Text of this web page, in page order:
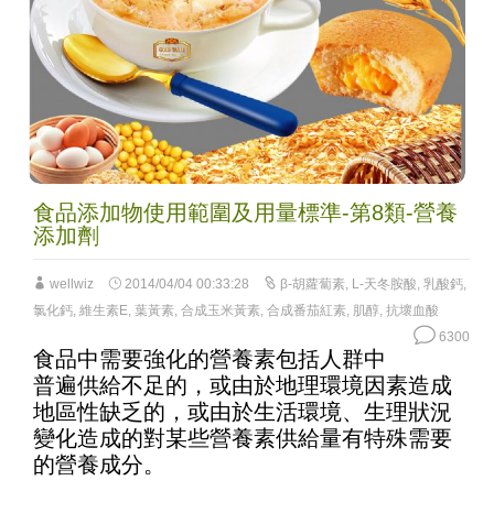
食品添加物使用範圍及用量標準-第8類-營養
添加劑
wellwiz 2014/04/04 00:33:28 β-胡蘿蔔素, L-天冬胺酸, 乳酸鈣,
氯化鈣, 維生素E, 葉黃素, 合成玉米黃素, 合成番茄紅素, 肌醇, 抗壞血酸
6300
食品中需要強化的營養素包括人群中
普遍供給不足的，或由於地理環境因素造成
地區性缺乏的，或由於生活環境、生理狀況
變化造成的對某些營養素供給量有特殊需要
的營養成分。